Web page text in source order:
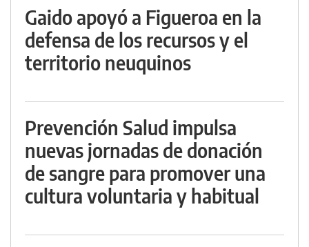
Gaido apoyó a Figueroa en la
defensa de los recursos y el
territorio neuquinos
Prevención Salud impulsa
nuevas jornadas de donación
de sangre para promover una
cultura voluntaria y habitual